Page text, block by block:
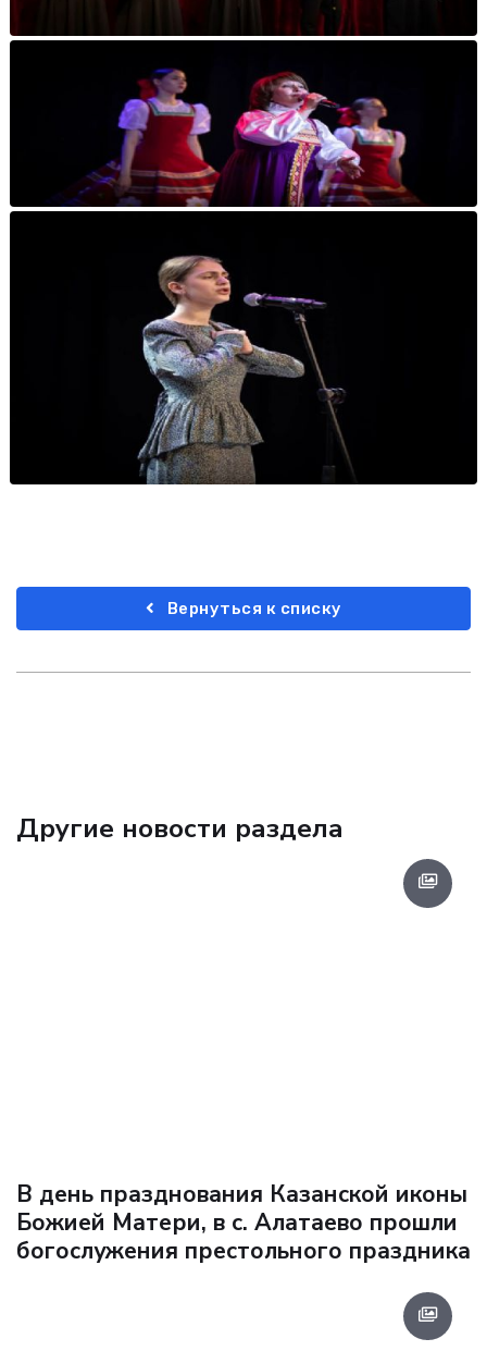
Вернуться к списку
Другие новости раздела
В день празднования Казанской иконы
Божией Матери, в с. Алатаево прошли
богослужения престольного праздника